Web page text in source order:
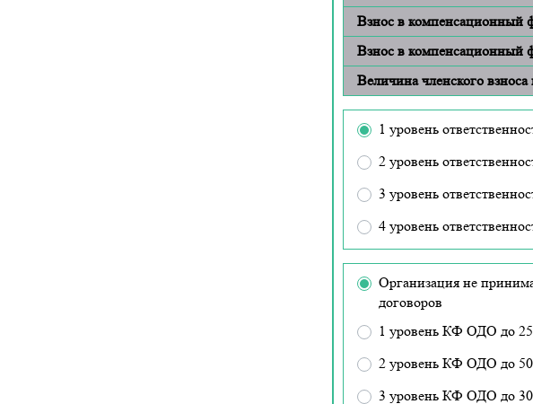
Взнос в компенсационный
Взнос в компенсационный
Величина членского взноса
1 уровень
2 уровень
3 уровень
4 уровень
Организация не
договоров
1 уровень КФ ОДО до 25
2 уровень КФ ОДО до 50
3 уровень КФ ОДО до